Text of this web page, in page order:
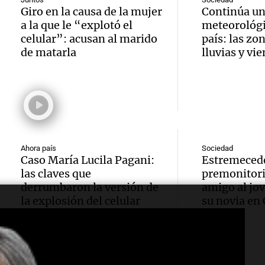
Viva la
Episodios
fin de
tras
Episodios
pero
¿Qué
Educar
Audio.
en
con
Audio.
fútbol
Audio.
Giro en la causa de la mujer
a la que le “explotó el
celular”: acusan al marido
de matarla
Continúa
país: las
lluvias y
Ahora país
Caso María Lucila Pagani:
las claves que
derrumbaron la versión de
la explosión del celular
Sociedad
amigo al
su novia en